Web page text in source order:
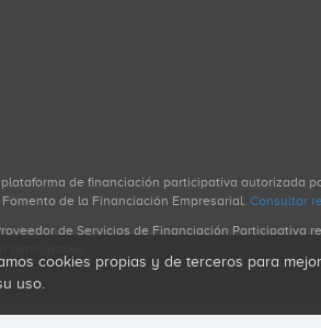
plataforma de financiación participativa autorizada
de la Financiación Empresarial. Consultar
de Servicios de Financiación Participativa
cookies propias y de terceros para
uso.